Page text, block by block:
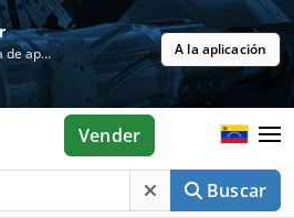
Gratis en la tienda de aplicaciones A la aplicación
Buscar
Vender